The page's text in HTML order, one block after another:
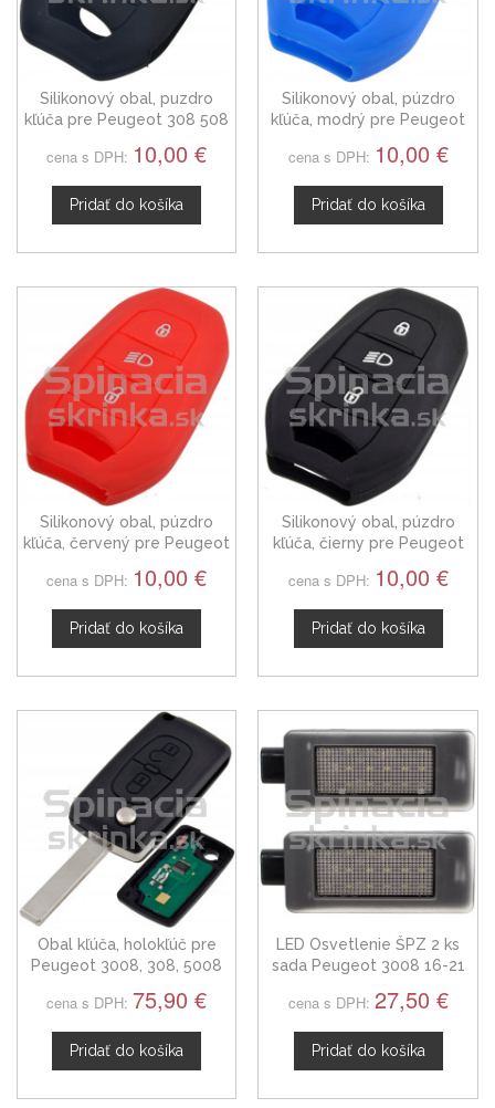
Silikonový obal, puzdro
kľúča pre Peugeot 308 508
cena s DPH: 10,00 €
Pridať do košíka
Silikonový obal, púzdro
kľúča, modrý pre Peugeot
cena s DPH: 10,00 €
Pridať do košíka
Silikonový obal, púzdro
kľúča, červený pre Peugeot
cena s DPH: 10,00 €
Pridať do košíka
Silikonový obal, púzdro
kľúča, čierny pre Peugeot
cena s DPH: 10,00 €
Pridať do košíka
Obal kľúča, holokľúč pre
Peugeot 3008, 308, 5008
cena s DPH: 75,90 €
Pridať do košíka
LED Osvetlenie ŠPZ 2 ks
sada Peugeot 3008 16-21
cena s DPH: 27,50 €
Pridať do košíka